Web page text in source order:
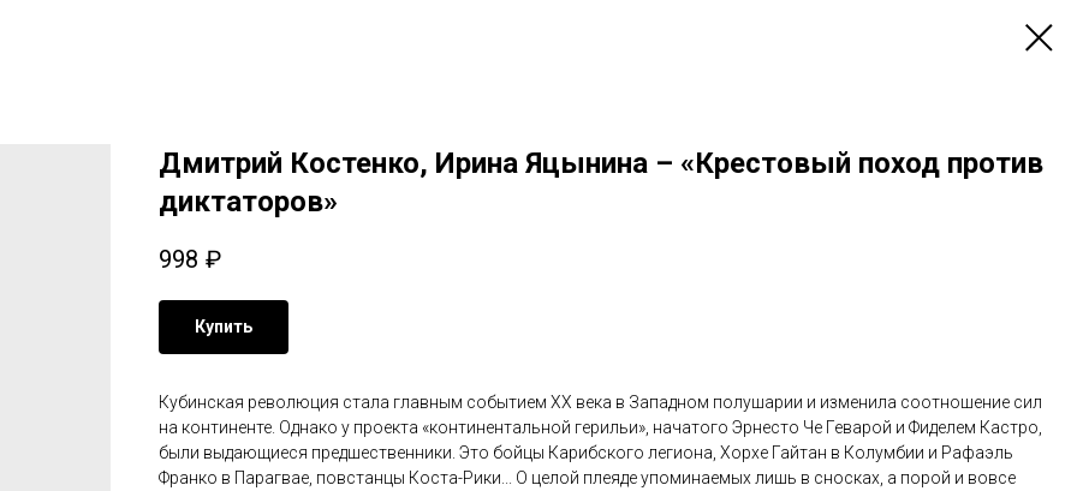
Дмитрий Костенко, Ирина Яцынина – «Крестовый поход против
диктаторов»
998 ₽
Купить
Кубинская революция стала главным событием ХХ века в Западном полушарии и изменила соотношение сил
на континенте. Однако у проекта «континентальной герильи», начатого Эрнесто Че Геварой и Фиделем Кастро,
были выдающиеся предшественники. Это бойцы Карибского легиона, Хорхе Гайтан в Колумбии и Рафаэль
Франко в Парагвае, повстанцы Коста-Рики... О целой плеяде упоминаемых лишь в сносках, а порой и вовсе